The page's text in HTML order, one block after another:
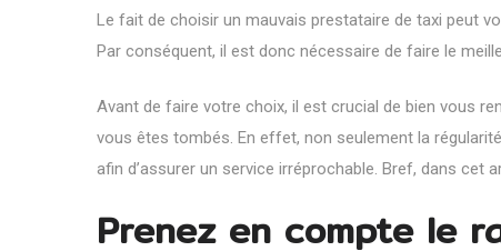
Le fait de choisir un mauvais prestataire de taxi peut
Par conséquent, il est donc nécessaire de faire le
Avant de faire votre choix, il est crucial de bien vous
vous êtes tombés. En effet, non seulement la
afin d’assurer un service irréprochable. Bref, dans cet
Prenez en compte le